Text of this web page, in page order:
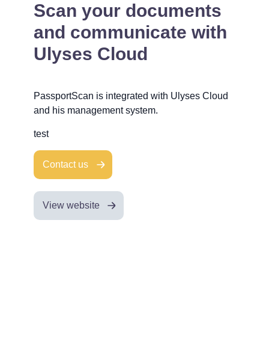
Scan your documents
and communicate with
Ulyses Cloud
PassportScan is integrated with Ulyses Cloud
and his management system.
test
Contact us
View website